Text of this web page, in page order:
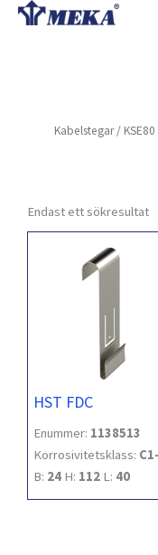
Hoppa
Kabelstegar/ KSE80
Endast ett sökresultat
HST FDC
Enummer: 1138513
Korrosivitetsklass:
B: 24 H: 112 L: 40